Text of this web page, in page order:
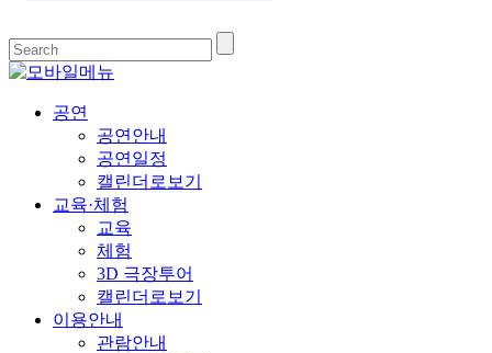
공연
공연안내
공연일정
캘린더로보기
교육·체험
교육
체험
3D 극장투어
캘린더로보기
이용안내
관람안내